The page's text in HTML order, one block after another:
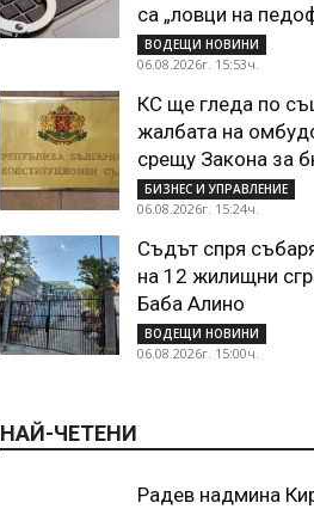
са „ловци на
ВОДЕЩИ НОВИНИ
06.08.2026г. 15:53ч.
КС ще гледа по
жалбата на
срещу Закона за
БИЗНЕС И УПРАВЛЕНИЕ
06.08.2026г. 15:24ч.
Съдът спря
на 12 жилищни
Баба Алино
ВОДЕЩИ НОВИНИ
06.08.2026г. 15:00ч.
НАЙ-ЧЕТЕНИ
Радев надмина